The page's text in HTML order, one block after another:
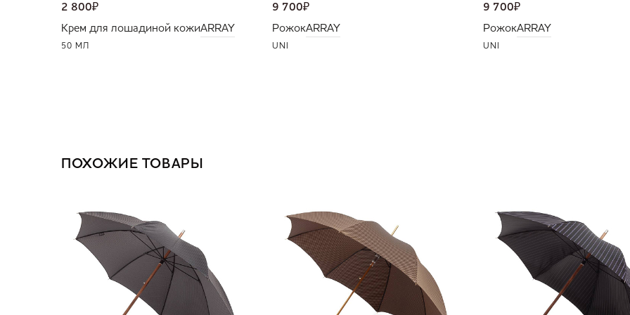
2 800₽
Крем для лошадиной кожиARRAY
50 МЛ
9 700₽
РожокARRAY
UNI
9 700₽
РожокARRAY
UNI
ПОХОЖИЕ ТОВАРЫ